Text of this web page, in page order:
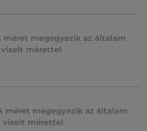
méret megegyezik az általam
viselt mérettel
méret megegyezik az általam
viselt mérettel